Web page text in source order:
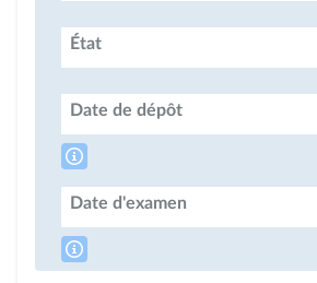
État
Date de dépôt
Date d'examen